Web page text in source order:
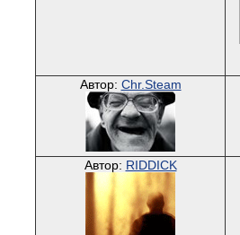
Автор: Chr.Steam
Автор: RIDDICK